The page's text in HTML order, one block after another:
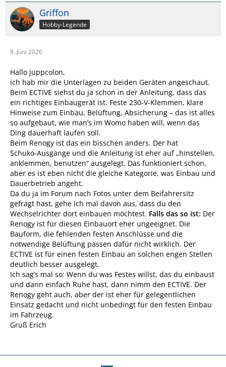
Griffon
Hobby-Legende
8. Juni 2026
Hallo juppcolon,
ich hab mir die Unterlagen zu beiden Geräten angeschaut.
Beim ECTIVE siehst du ja schon in der Anleitung, dass das
ein richtiges Einbaugerät ist. Feste 230‑V‑Klemmen, klare
Hinweise zum Einbau, Belüftung, Absicherung – das ist alles
so aufgebaut, wie man’s im Womo haben will, wenn das
Ding dauerhaft laufen soll.
Beim Renogy ist das ein bisschen anders. Der hat
Schuko‑Ausgänge und die Anleitung ist eher auf „hinstellen,
anklemmen, benutzen“ ausgelegt. Das funktioniert schon,
aber es ist eben nicht die gleiche Kategorie, was Einbau und
Dauerbetrieb angeht.
Da du ja im Forum nach Fotos unter dem Beifahrersitz
gefragt hast, gehe ich mal davon aus, dass du den
Wechselrichter dort einbauen möchtest. Falls das so ist: Der
Renogy ist für diesen Einbauort eher ungeeignet. Die
Bauform, die fehlenden festen Anschlüsse und die
notwendige Belüftung passen dafür nicht wirklich. Der
ECTIVE ist für einen festen Einbau an solchen engen Stellen
deutlich besser ausgelegt.
Ich sag’s mal so: Wenn du was Festes willst, das du einbaust
und dann einfach Ruhe hast, dann nimm den ECTIVE. Der
Renogy geht auch, aber der ist eher für gelegentlichen
Einsatz gedacht und nicht unbedingt für den festen Einbau
im Fahrzeug.
Gruß Erich